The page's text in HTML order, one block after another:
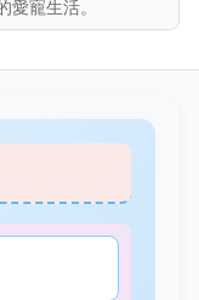
寵生活。